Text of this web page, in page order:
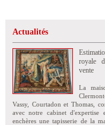
Actualités
royale
vente
La
Vassy, Courtadon et Thomas,
avec notre cabinet d'expertise
enchères une tapisserie de la